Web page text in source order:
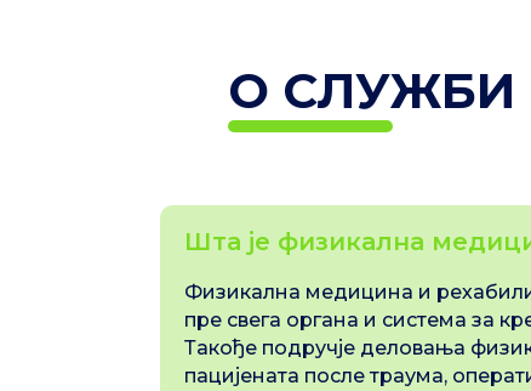
О СЛУЖБИ
Шта је физикална
Физикална медицина и
пре свега органа и система за
Такође подручје деловања
пацијената после траума,